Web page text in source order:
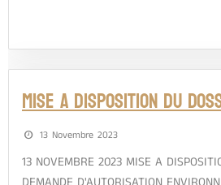
MISE A DISPOSITION DU
13 Novembre 2023
13 NOVEMBRE 2023 MISE A